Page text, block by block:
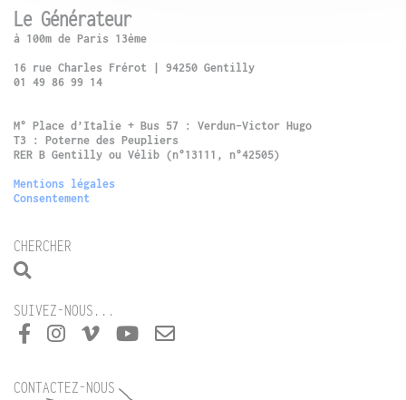
Le Générateur
à 100m de Paris 13ème
16 rue Charles Frérot | 94250 Gentilly
01 49 86 99 14
M° Place d’Italie + Bus 57 : Verdun-Victor Hugo
T3 : Poterne des Peupliers
RER B Gentilly ou Vélib (n°13111, n°42505)
Mentions légales
Consentement
CHERCHER
SUIVEZ-NOUS...
CONTACTEZ-NOUS